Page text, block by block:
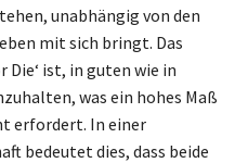
unabhängig von den
mit sich bringt. Das
Die‘ ist, in guten wie in
was ein hohes Maß
erfordert. In einer
bedeutet dies, dass beide